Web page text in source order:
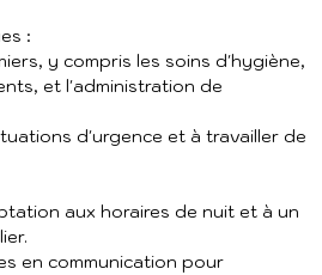
:
y compris les soins d'hygiène,
et l'administration de
d'urgence et à travailler de
aux horaires de nuit et à un
en communication pour